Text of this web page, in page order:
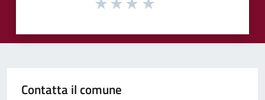
Contatta il comune